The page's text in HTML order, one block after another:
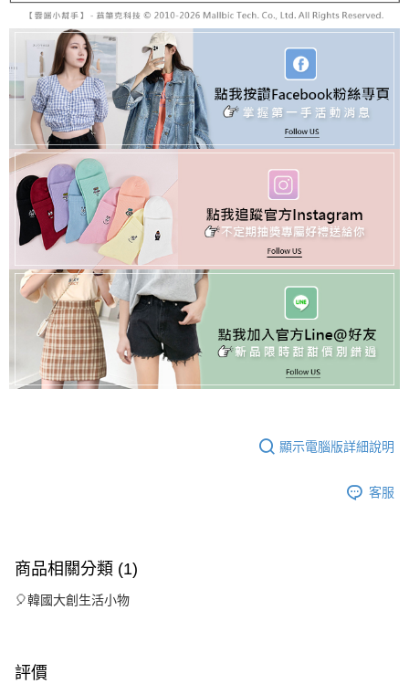
顯示電腦版詳細說明
客服
商品相關分類 (1)
🎈韓國大創生活小物
評價